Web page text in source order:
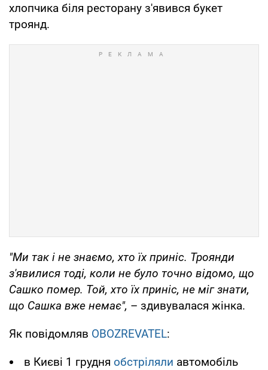
хлопчика біля ресторану з'явився букет
троянд.
"Ми так і не знаємо, хто їх приніс. Троянди
з'явилися тоді, коли не було точно відомо, що
Сашко помер. Той, хто їх приніс, не міг знати,
що Сашка вже немає", – здивувалася жінка.
Як повідомляв OBOZREVATEL:
в Києві 1 грудня обстріляли автомобіль